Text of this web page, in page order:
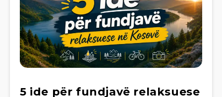
5 ide për fundjavë relaksuese